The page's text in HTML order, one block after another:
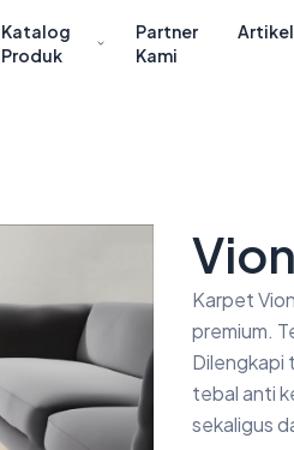
Katalog
Produk
Partner
Kami
Artikel
Karpet
premium.
Dilengkapi
tebal anti
sekaligus